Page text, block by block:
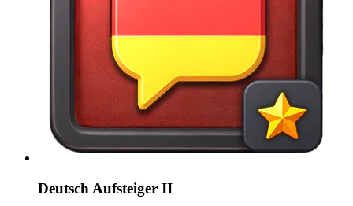
Deutsch Aufsteiger II